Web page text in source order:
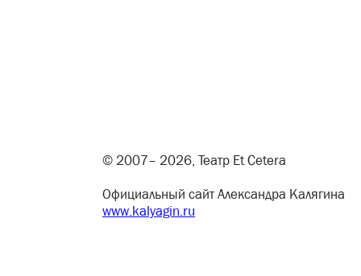
© 2007– 2026, Театр Et Cetera
Официальный сайт Александра Калягина
www.kalyagin.ru